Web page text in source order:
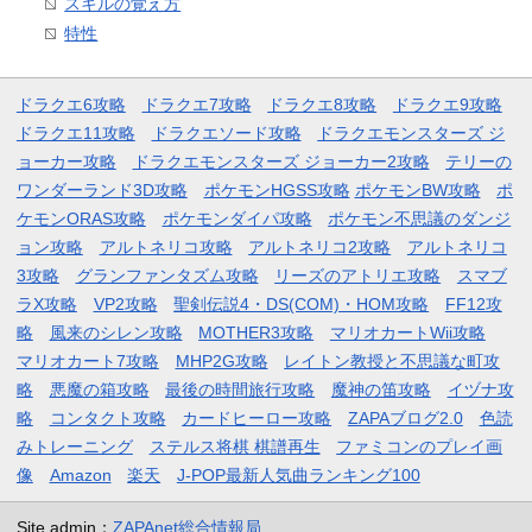
特性
ドラクエ6攻略 ドラクエ7攻略 ドラクエ8攻略
ドラクエ9攻略
ドラクエ11攻略
ドラクエソード攻略
ドラクエモンスターズ ジ
ョーカー攻略
ドラクエモンスターズ ジョーカー2攻略
テリーの
ワンダーランド3D攻略
ポケモンHGSS攻略 ポケモンBW攻略
ポ
ケモンORAS攻略
ポケモンダイパ攻略
ポケモン不思議のダンジ
ョン攻略
アルトネリコ攻略 アルトネリコ2攻略
アルトネリコ
3攻略
グランファンタズム攻略 リーズのアトリエ攻略
スマブ
ラX攻略
VP2攻略 聖剣伝説4・DS(COM)・HOM攻略
FF12攻
略
風来のシレン攻略 MOTHER3攻略
マリオカートWii攻略
マリオカート7攻略
MHP2G攻略
レイトン教授と不思議な町攻
略
悪魔の箱攻略 最後の時間旅行攻略 魔神の笛攻略
イヅナ攻
略
コンタクト攻略 カードヒーロー攻略 ZAPAブログ2.0
色読
みトレーニング
ステルス将棋 棋譜再生
ファミコンのプレイ画
像
Amazon 楽天 J-POP最新人気曲ランキング100
Site admin： ZAPAnet総合情報局